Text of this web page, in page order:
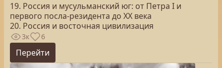
19. Россия и мусульманский юг: от Петра I и
первого посла-резидента до XX века
20. Россия и восточная цивилизация
3к 6
Перейти